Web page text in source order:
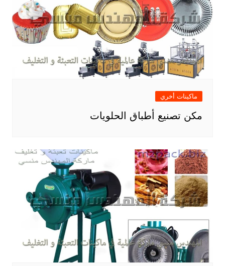
ماكينات أخري
مكن تصنيع أطباق الحلويات